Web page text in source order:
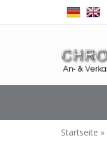
Startseite »